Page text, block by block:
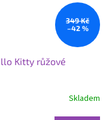
349 Kč
–42 %
Kitty růžové
Skladem